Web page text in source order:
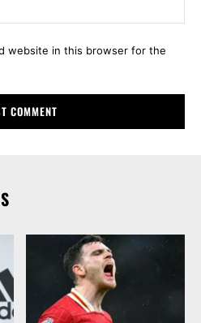
website in this browser for the